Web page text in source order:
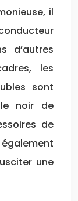
il
d’autres
les
sont
le noir de
de
une